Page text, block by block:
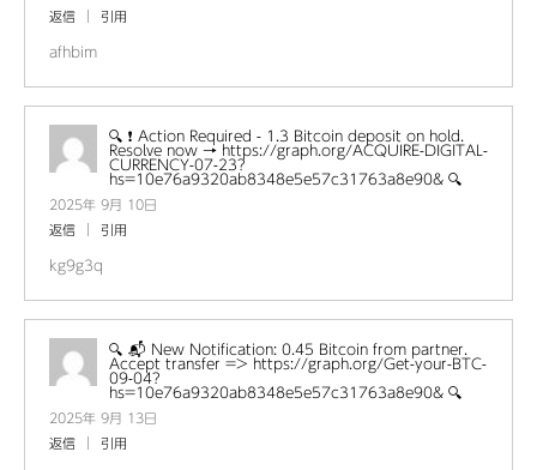
返信
引用
afhbim
🔍 ❗ Action Required - 1.3 Bitcoin deposit on hold.
Resolve now → https://graph.org/ACQUIRE-DIGITAL-
CURRENCY-07-23?
hs=10e76a9320ab8348e5e57c31763a8e90& 🔍
2025年 9月 10日
返信
引用
kg9g3q
🔍 📬 New Notification: 0.45 Bitcoin from partner.
Accept transfer => https://graph.org/Get-your-BTC-
09-04?
hs=10e76a9320ab8348e5e57c31763a8e90& 🔍
2025年 9月 13日
返信
引用